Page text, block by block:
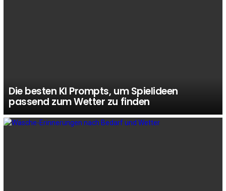
Die besten KI Prompts, um Spielideen
passend zum Wetter zu finden